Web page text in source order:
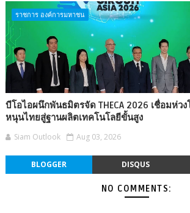
ราชการ องค์การมหาชน
บีโอไอผนึกพันธมิตรจัด THECA 2026 เชื่อมห่ว
หนุนไทยสู่ฐานผลิตเทคโนโลยีขั้นสูง
Siam Outlook Aug 03, 2026
BLOGGER DISQUS
NO COMMENTS: